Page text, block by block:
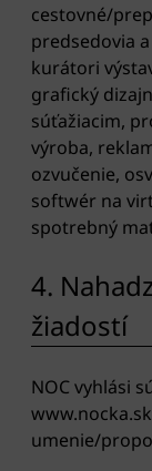
cestovné/
predsedovia
kurátori
grafický
súťažiacim,
výroba,
ozvučenie,
softwér na
spotrebný
4.
žiadostí
NOC vyhlási
umenie/